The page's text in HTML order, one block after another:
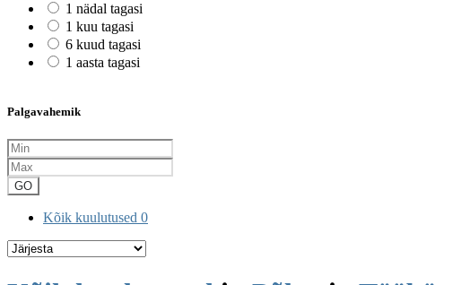
1 nädal tagasi
1 kuu tagasi
6 kuud tagasi
1 aasta tagasi
Palgavahemik
GO
Kõik kuulutused 0